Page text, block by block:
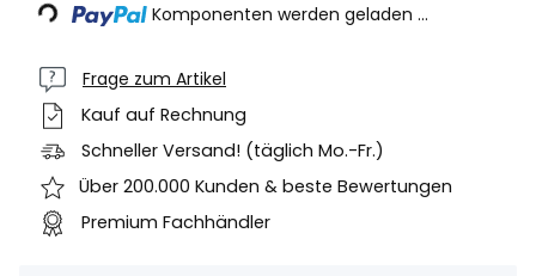
Komponenten werden geladen ...
Frage zum Artikel
Kauf auf Rechnung
Schneller Versand! (täglich Mo.-Fr.)
Über 200.000 Kunden & beste Bewertungen
Premium Fachhändler